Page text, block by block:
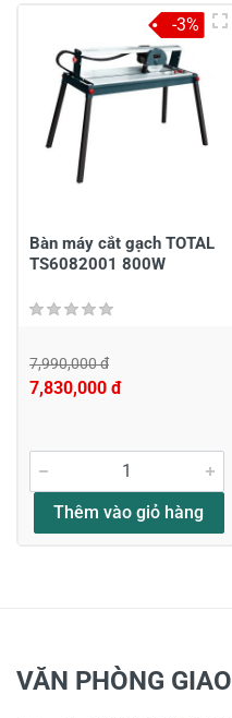
Viết nhận xét về sản
Đánh giá sao
Họ và tên
Tiêu đề của nhận xét
Viết nhận xét của bạn
Bàn máy cắt gạch TOTAL
TS6082001 800W
7,990,000 đ
7,830,000 đ
Thêm vào giỏ hàng
-3%
VĂN PHÒNG